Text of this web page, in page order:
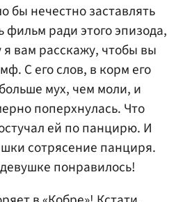
бы нечестно заставлять
фильм ради этого эпизода,
я вам расскажу, чтобы вы
С его слов, в корм его
мух, чем моли, и
поперхнулась. Что
ей по панцирю. И
сотрясение панциря.
понравилось!